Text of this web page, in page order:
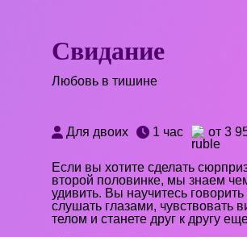
Свидание
Любовь в тишине
Для двоих 1 час от 3
Если вы хотите сделать
второй половинке, мы знаем
удивить. Вы научитесь
слушать глазами, чувствовать
телом и станете друг к другу